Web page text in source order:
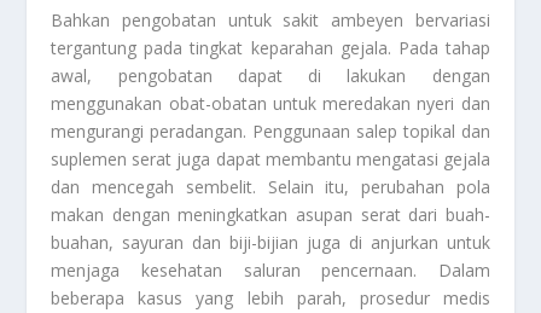
Bahkan pengobatan untuk sakit ambeyen bervariasi
tergantung pada tingkat keparahan gejala. Pada tahap
awal, pengobatan dapat di lakukan dengan
menggunakan obat-obatan untuk meredakan nyeri dan
mengurangi peradangan. Penggunaan salep topikal dan
suplemen serat juga dapat membantu mengatasi gejala
dan mencegah sembelit. Selain itu, perubahan pola
makan dengan meningkatkan asupan serat dari buah-
buahan, sayuran dan biji-bijian juga di anjurkan untuk
menjaga kesehatan saluran pencernaan. Dalam
beberapa kasus yang lebih parah, prosedur medis